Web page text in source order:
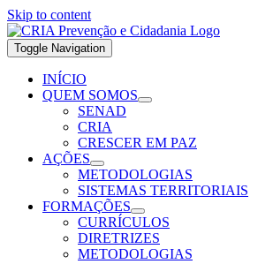
Skip to content
Toggle Navigation
INÍCIO
QUEM SOMOS
SENAD
CRIA
CRESCER EM PAZ
AÇÕES
METODOLOGIAS
SISTEMAS TERRITORIAIS
FORMAÇÕES
CURRÍCULOS
DIRETRIZES
METODOLOGIAS